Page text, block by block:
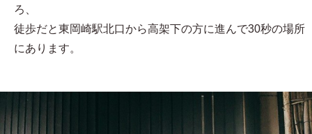
ろ、
徒歩だと東岡崎駅北口から高架下の方に進んで30秒の場所
にあります。